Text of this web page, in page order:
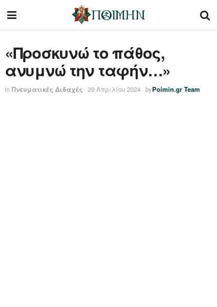
«Προσκυνώ το πάθος,
ανυμνώ την ταφήν…»
in Πνευματικές Διδαχές 29 Απριλίου 2024 byPoimin.gr Team